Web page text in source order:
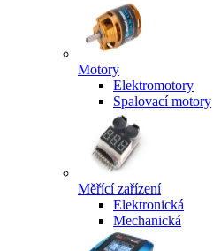
Motory
Elektromotory
Spalovací motory
Měřící zařízení
Elektronická
Mechanická